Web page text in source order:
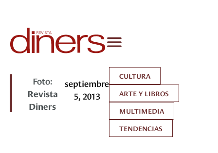
Foto:
Revista
Diners
septiembre
5, 2013
CULTURA
ARTE Y LIBROS
MULTIMEDIA
TENDENCIAS